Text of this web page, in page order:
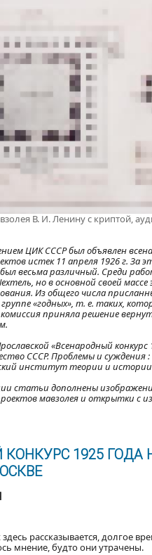
В. И. Ленину с криптой,
ЦИК СССР был объявлен
истек 11 апреля 1926 г.
весьма различный. Среди
но в основной своей
Из общего числа
«годных», т. е. таких,
приняла решение
«Всенародный
СССР. Проблемы и
институт теории и
статьи дополнены
мавзолея и открытки с
1925
рассказывается, долгое
мнение, будто они утрачены.